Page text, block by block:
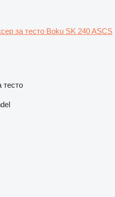
за тесто Boku SK 240 ASCS
тесто